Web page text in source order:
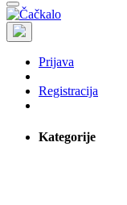
Prijava
Registracija
Kategorije